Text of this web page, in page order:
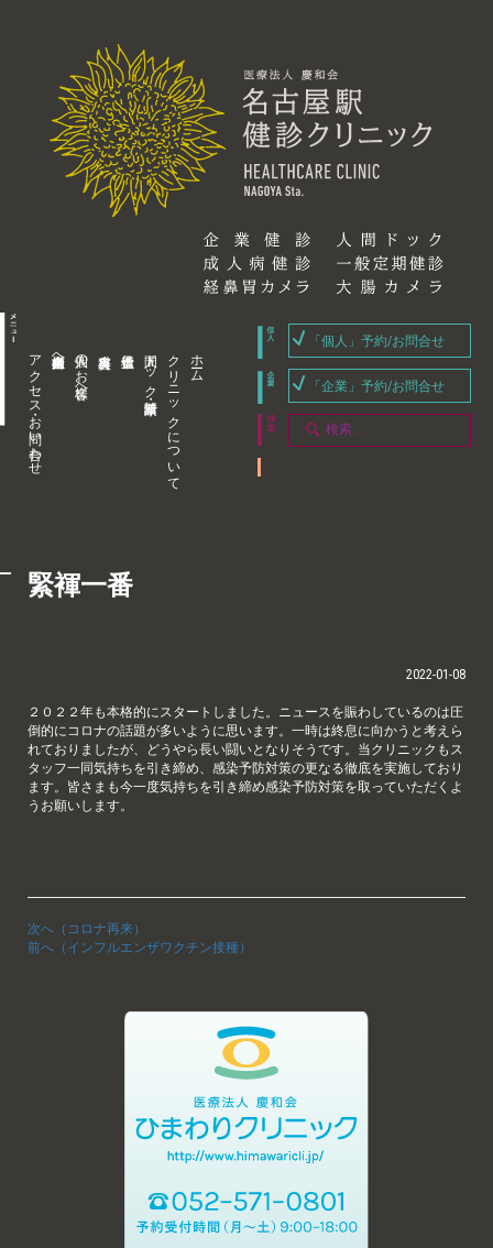
アクセス・お問い合わせ 企業内担当者様へ 個人のお客様へ 人間ドック・健康診断 クリニックについて ホーム
「個人」予約/お問合せ
「企業」予約/お問合せ
緊褌一番
2022-01-08
２０２２年も本格的にスタートしました。ニュースを賑わしているのは圧
倒的にコロナの話題が多いように思います。一時は終息に向かうと考えら
れておりましたが、どうやら長い闘いとなりそうです。当クリニックもス
タッフ一同気持ちを引き締め、感染予防対策の更なる徹底を実施しており
ます。皆さまも今一度気持ちを引き締め感染予防対策を取っていただくよ
うお願いします。
次へ（コロナ再来）
前へ（インフルエンザワクチン接種）